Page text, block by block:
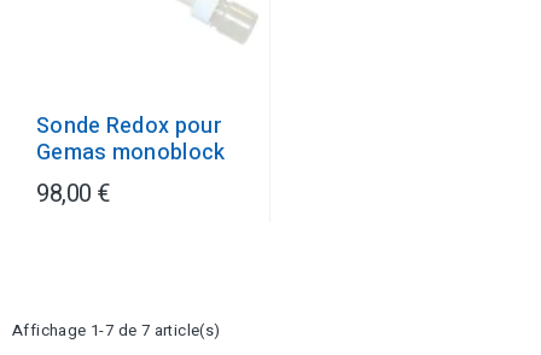
Sonde Redox pour
Gemas monoblock
98,00 €
Affichage 1-7 de 7 article(s)